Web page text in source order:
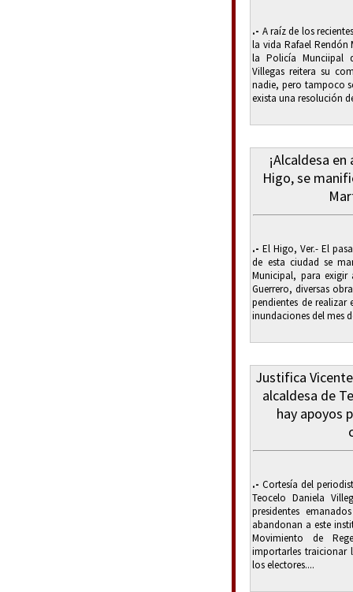
.- A raíz de los
la vida Rafael Rendón
la Policía Munciipal
Villegas reitera su
nadie, pero tampoco
exista una resolución
¡Alcaldesa
Higo, se
.- El Higo, Ver.- El
de esta ciudad se
Municipal, para exigir
Guerrero, diversas
pendientes de
inundaciones del mes
Justifica
alcaldesa de
hay apoyos
.- Cortesía del
Teocelo Daniela
presidentes
abandonan a este
Movimiento de
importarles traicionar
los electores....